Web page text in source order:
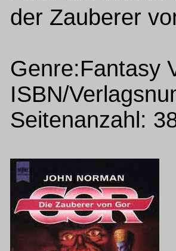
der Zauberer
Genre:Fantasy
ISBN/
Seitenanzahl: